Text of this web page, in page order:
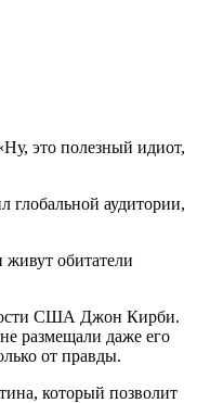
это полезный идиот,
глобальной аудитории,
обитатели
США Джон Кирби.
размещали даже его
от правды.
который позволит